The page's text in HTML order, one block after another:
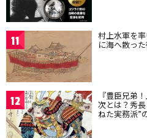
11 村上水軍を
に海へ散っ
12 『豊臣兄弟
次とは？秀
ねた実務派”